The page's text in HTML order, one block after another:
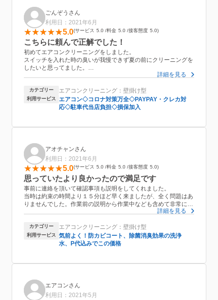
ごんぞうさん
利用日：2021年6月
5.0 サービス 5.0 料金 5.0 接客態度 5.0
こちらに頼んで正解でした！
初めてエアコンクリーニングをしました。
スイッチを入れた時の臭いが我慢できず夏の前にクリーニングを
したいと思ってました。
らい細かいどころではまでクリーニングしていただきました。
ネットで申し込んでからも、不安な点を尋ねたら直ぐに回答して
いただき、不安も解消。
最後に排出された真っ黒な水を見た時は、お願いして良かったと
心から思いました。
作業員の方もキチッとした方々で、言葉使い、接客態度、気持ち
良い応対でした。
またお願いしたいと思いました。
ありがとうございました。
詳細を見る
カテゴリー エアコンクリーニング：壁掛け型
利用サービス
エアコン◇コロナ対策万全◇PAYPAY・クレカ対
応◇駐車代当店負担◇損保加入
アオチャンさん
利用日：2021年6月
5.0 サービス 5.0 料金 5.0 接客態度 5.0
思っていたより良かったので満足です
事前に連絡を頂いて確認事項も説明をしてくれました。
当時は約束の時間より１５分ほど早く来ましたが、全く問題はあ
りませんでした。作業前の説明から作業中なども含めて非常に丁
寧であり次回もまたお願いをしようと思っています。今回はじめ
で、びっくりしました。トータルの作業時間は１時間４５分でし
た。
詳細を見る
カテゴリー エアコンクリーニング：壁掛け型
利用サービス
気前よく！防カビコート、除菌消臭効果の洗浄
水、P代込みでこの価格
エアコンさん
利用日：2021年5月